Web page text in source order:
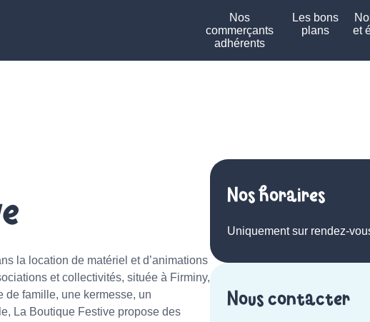
Nos
commerçants
adhérents
Les bons
plans
et
la location de matériel et d’animations
et collectivités, située à Firminy,
de famille, une kermesse, un
La Boutique Festive propose des
Nos horaires
Uniquement sur rendez-
Nous contacter